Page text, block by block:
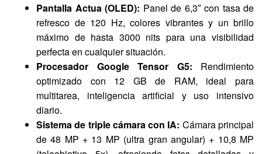
Pantalla Actua (OLED): Panel de 6,3″ con tasa de
refresco de 120 Hz, colores vibrantes y un brillo
máximo de hasta 3000 nits para una visibilidad
perfecta en cualquier situación.
Procesador Google Tensor G5: Rendimiento
optimizado con 12 GB de RAM, ideal para
multitarea, inteligencia artificial y uso intensivo
diario.
Sistema de triple cámara con IA: Cámara principal
de 48 MP + 13 MP (ultra gran angular) + 10,8 MP